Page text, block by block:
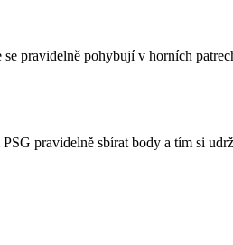
pravidelně pohybují v horních
pravidelně sbírat body a tím si